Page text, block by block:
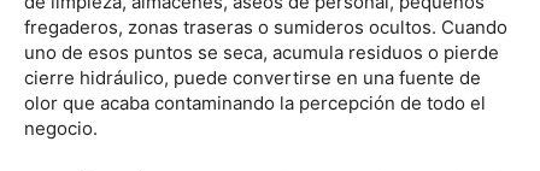
fregaderos, zonas traseras o sumideros ocultos. Cuando
uno de esos puntos se seca, acumula residuos o pierde
cierre hidráulico, puede convertirse en una fuente de
olor que acaba contaminando la percepción de todo el
negocio.